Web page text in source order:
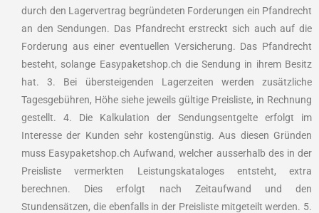
durch den Lagervertrag begründeten Forderungen ein Pfandrecht
an den Sendungen. Das Pfandrecht erstreckt sich auch auf die
Forderung aus einer eventuellen Versicherung. Das Pfandrecht
besteht, solange Easypaketshop.ch die Sendung in ihrem Besitz
hat. 3. Bei übersteigenden Lagerzeiten werden zusätzliche
Tagesgebühren, Höhe siehe jeweils gültige Preisliste, in Rechnung
gestellt. 4. Die Kalkulation der Sendungsentgelte erfolgt im
Interesse der Kunden sehr kostengünstig. Aus diesen Gründen
muss Easypaketshop.ch Aufwand, welcher ausserhalb des in der
Preisliste vermerkten Leistungskataloges entsteht, extra
berechnen. Dies erfolgt nach Zeitaufwand und den
Stundensätzen, die ebenfalls in der Preisliste mitgeteilt werden. 5.